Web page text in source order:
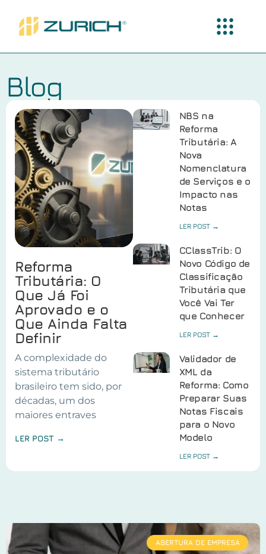
Blog
Reforma
Tributária: O
Que Já Foi
Aprovado e o
Que Ainda Falta
Definir
A complexidade do
sistema tributário
brasileiro tem sido, por
décadas, um dos
maiores entraves
LER POST →
NBS na
Reforma
Tributária: A
Nova
Nomenclatura
de Serviços e o
Impacto nas
Notas
LER POST →
CClassTrib: O
Novo Código de
Classificação
Tributária que
Você Vai Ter
que Conhecer
LER POST →
Validador de
XML da
Reforma: Como
Preparar Suas
Notas Fiscais
para o Novo
Modelo
LER POST →
ABERTURA DE EMPRESA